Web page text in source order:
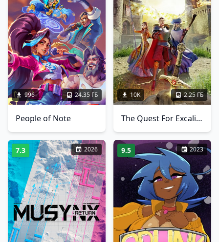
996 24.35 ГБ
People of Note
10K 2.25 ГБ
The Quest For Excalibur - Puy Du Fou
7.3 2026 9.5 2023